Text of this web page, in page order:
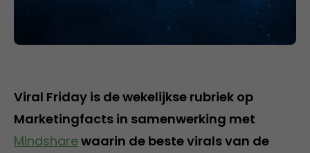
Viral Friday is de wekelijkse rubriek op
Marketingfacts in samenwerking met
Mindsharewaarin de beste virals van de